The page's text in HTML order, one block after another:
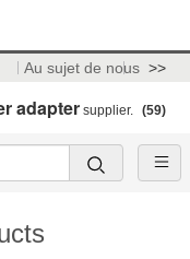
Au sujet de nous >>
adapter supplier. (59)